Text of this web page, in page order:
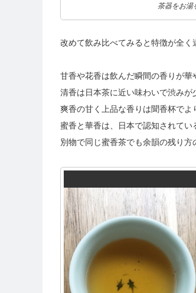
茶器をお湯
改めて飲み比べてみると特徴が全く
甘香や花香は飲んだ瞬間の香りが華
清香は日本茶に近い味わいで渋みが
爽香の甘く上品な香りは聞香杯でよ
蜜香と華香は、日本で認知されて
別物で同じ蜜香茶でも余韻の残り方